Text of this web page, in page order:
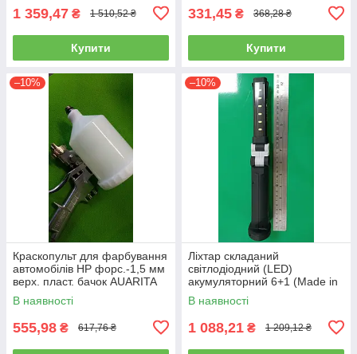
1 359,47 ₴ 1 510,52 ₴
Купити
331,45 ₴ 368,28 ₴
Купити
–10%
Краскопульт для фарбування
автомобілів HP форс.-1,5 мм
верх. пласт. бачок AUARITA
S-990P-1.8
В наявності
555,98 ₴ 617,76 ₴
–10%
Ліхтар складаний
світлодіодний (LED)
акумуляторний 6+1 (Made in
GERMANY) WL-0601
(ліхтарик, ручний)
В наявності
1 088,21 ₴ 1 209,12 ₴